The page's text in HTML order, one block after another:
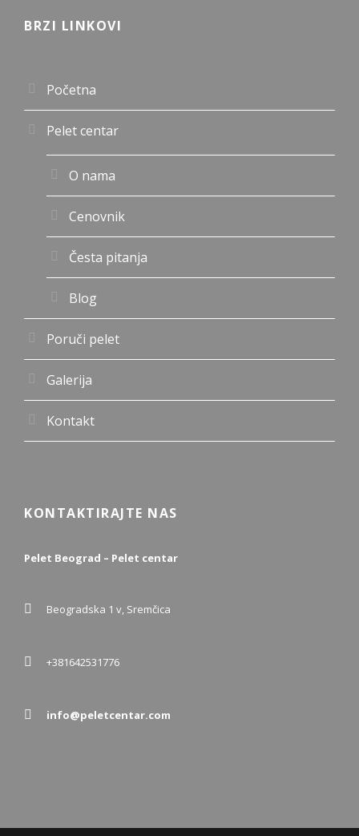
BRZI LINKOVI
Početna
Pelet centar
O nama
Cenovnik
Česta pitanja
Blog
Poruči pelet
Galerija
Kontakt
KONTAKTIRAJTE NAS
Pelet Beograd – Pelet centar
Beogradska 1 v, Sremčica
+381642531776
info@peletcentar.com